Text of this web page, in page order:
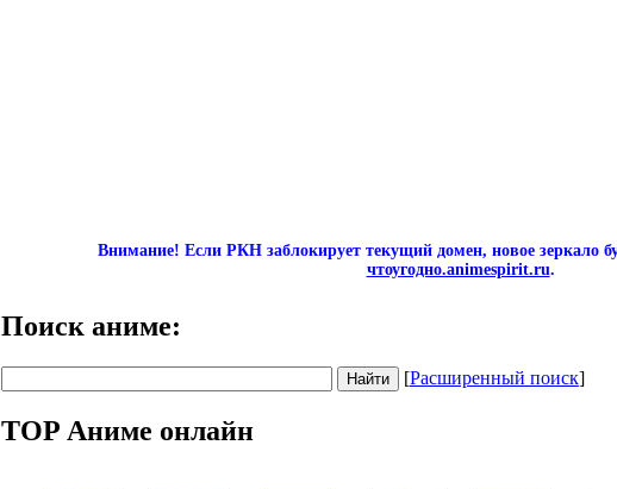
Внимание! Если РКН заблокирует текущий домен, новое зеркало
чтоугодно.animespirit.ru.
Поиск аниме:
[Расширенный поиск]
TOP Аниме онлайн